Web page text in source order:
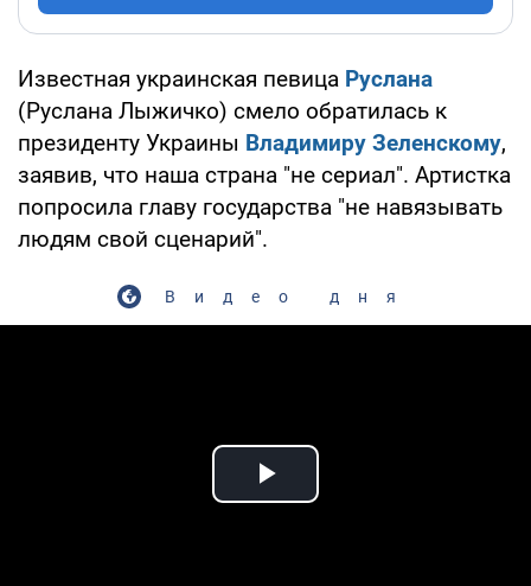
Известная украинская певица Руслана
(Руслана Лыжичко) смело обратилась к
президенту Украины Владимиру Зеленскому,
заявив, что наша страна "не сериал". Артистка
попросила главу государства "не навязывать
людям свой сценарий".
Видео дня
Play Video